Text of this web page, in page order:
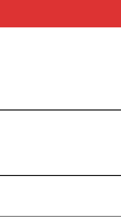
riconosciuto a livello